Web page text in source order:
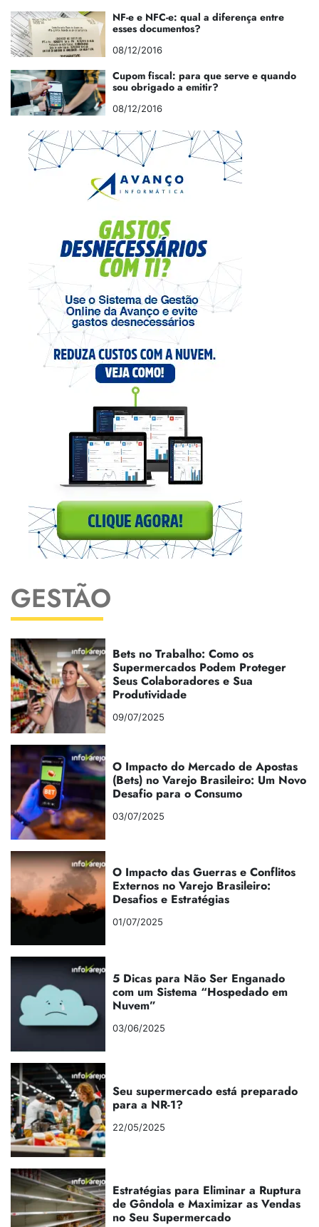
NF-e e NFC-e: qual a diferença entre
esses documentos?
08/12/2016
Cupom fiscal: para que serve e quando
sou obrigado a emitir?
08/12/2016
GESTÃO
Bets no Trabalho: Como os
Supermercados Podem Proteger
Seus Colaboradores e Sua
Produtividade
09/07/2025
O Impacto do Mercado de Apostas
(Bets) no Varejo Brasileiro: Um Novo
Desafio para o Consumo
03/07/2025
O Impacto das Guerras e Conflitos
Externos no Varejo Brasileiro:
Desafios e Estratégias
01/07/2025
5 Dicas para Não Ser Enganado
com um Sistema “Hospedado em
Nuvem”
03/06/2025
Seu supermercado está preparado
para a NR-1?
22/05/2025
Estratégias para Eliminar a Ruptura
de Gôndola e Maximizar as Vendas
no Seu Supermercado